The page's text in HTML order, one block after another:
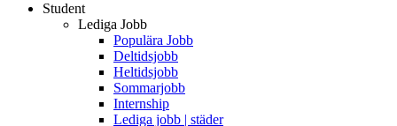
Student
Lediga Jobb
Populära Jobb
Deltidsjobb
Heltidsjobb
Sommarjobb
Internship
Lediga jobb | städer